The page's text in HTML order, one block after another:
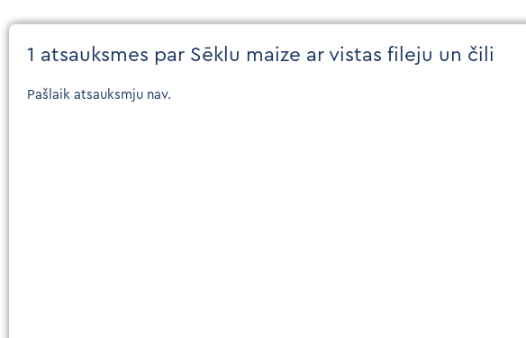
1 atsauksmes par Sēklu maize ar vistas fileju un čili
Pašlaik atsauksmju nav.